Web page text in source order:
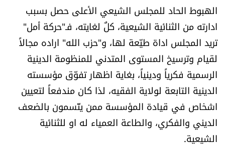
الهبوط الحاد للمجلس الشيعي الأعلى حصل بسبب
ادارته من الثنائية الشيعية، كلٌ لغايته، فـ"حركة أمل"
تريد المجلس اداة طيّعة لها، و"حزب الله" اراده مجالاً
لقيام وترسيخ المستوى المتدني للمنظومة الدينية
الرسمية فكرياً ودينياً، بغاية اظهار تفوّق مؤسسته
الدينية التابعة لولاية الفقيه، لذا كان مندفعاً لتعيين
اشخاص في قيادة المؤسسة ممن يتّسمون بالضعف
الديني والفكري، والطاعة العمياء له او للثنائية
الشيعية.